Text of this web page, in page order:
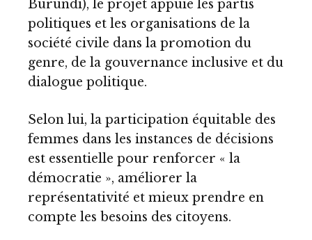
Burundi), le projet appuie les partis
politiques et les organisations de la
société civile dans la promotion du
genre, de la gouvernance inclusive et du
dialogue politique.
Selon lui, la participation équitable des
femmes dans les instances de décisions
est essentielle pour renforcer « la
démocratie », améliorer la
représentativité et mieux prendre en
compte les besoins des citoyens.